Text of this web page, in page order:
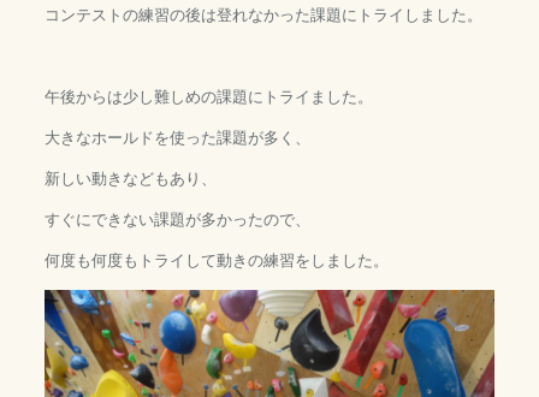
コンテストの練習の後は登れなかった課題にトライしました。
午後からは少し難しめの課題にトライました。
大きなホールドを使った課題が多く、
新しい動きなどもあり、
すぐにできない課題が多かったので、
何度も何度もトライして動きの練習をしました。